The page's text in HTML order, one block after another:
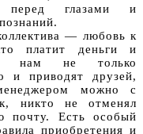
перед глазами и
— любовь к
платит деньги и
К нам не только
и приводят друзей,
можно с
никто не отменял
почту. Есть особый
приобретения и